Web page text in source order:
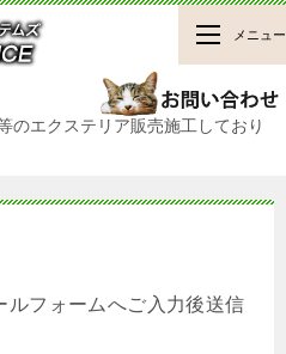
のエクステリア販売施工しており
メニュー
ルフォームへご入力後送信